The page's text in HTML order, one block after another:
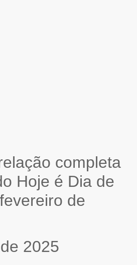
completa
Hoje é Dia de
de
2025